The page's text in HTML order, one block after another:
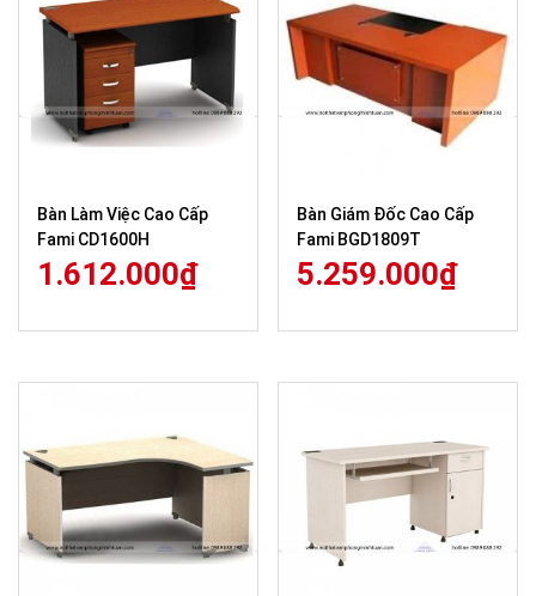
Bàn Làm Việc Cao Cấp
Fami CD1600H
1.612.000₫
Bàn Giám Đốc Cao Cấp
Fami BGD1809T
5.259.000₫